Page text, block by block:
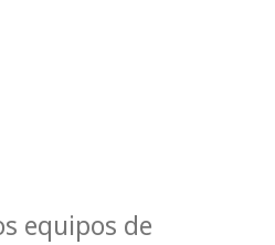
equipos de